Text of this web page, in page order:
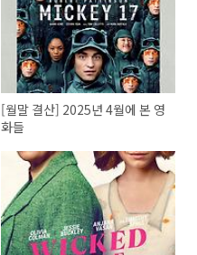
[월말 결산] 2025년 4월에 본 영
화들